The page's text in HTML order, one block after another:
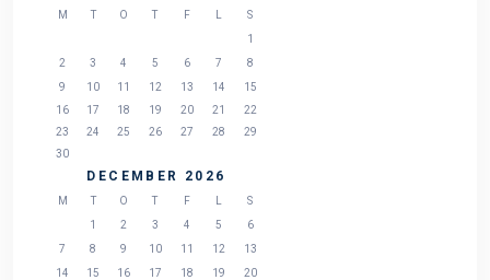
M O F L
S
1
2
3 4 5 6 7
8
9
10 11 12 13 14
15
16
17 18 19 20 21
22
23
24 25 26 27 28
29
30
DECEMBER 2026
M O F L
S
1
2 3 4 5
6
7
8 9 10 11 12
13
14
15 16 17 18 19
20